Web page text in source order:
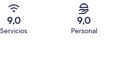
9,0
Servicios
9,0
Personal